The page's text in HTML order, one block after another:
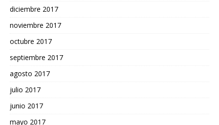
diciembre 2017
noviembre 2017
octubre 2017
septiembre 2017
agosto 2017
julio 2017
junio 2017
mayo 2017